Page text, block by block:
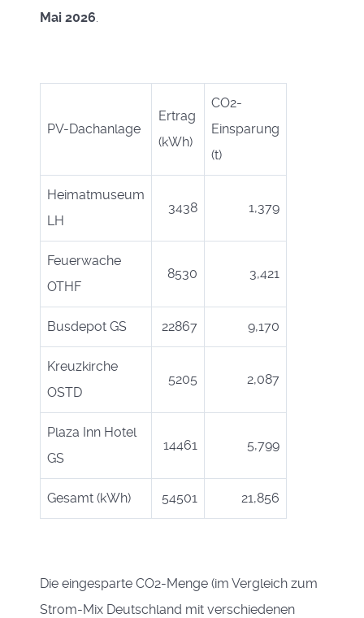
Mai 2026.
PV-Dachanlage
Ertrag
(kWh)
CO2-
Einsparung
(t)
Heimatmuseum
LH
3438 1,379
Feuerwache
OTHF
8530 3,421
Busdepot GS 22867 9,170
Kreuzkirche
OSTD
5205 2,087
Plaza Inn Hotel
GS
14461 5,799
Gesamt (kWh) 54501 21,856
Die eingesparte CO2-Menge (im Vergleich zum
Strom-Mix Deutschland mit verschiedenen